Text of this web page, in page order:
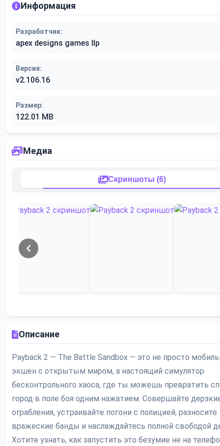
Информация
Разработчик:
apex designs games llp
Версия:
v2.106.16
Размер:
122.01 MB
Медиа
Скриншоты (6)
Описание
Payback 2 — The Battle Sandbox — это не просто
экшен с открытым миром, а настоящий симулятор
бесконтрольного хаоса, где ты можешь превратить
город в поле боя одним нажатием. Совершайте
ограбления, устраивайте погони с полицией, разносите
вражеские банды и наслаждайтесь полной свободой
Хотите узнать, как запустить это безумие не на